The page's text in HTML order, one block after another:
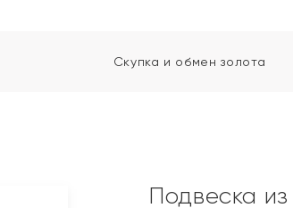
Скупка и обмен золота
Подвеска